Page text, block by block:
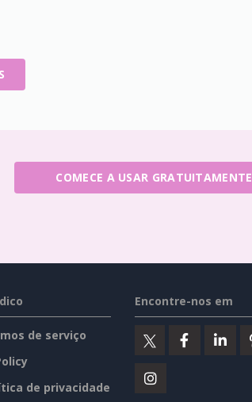
COMECE A USAR GRATUITAMENTE
de serviço
de privacidade
Encontre-nos em